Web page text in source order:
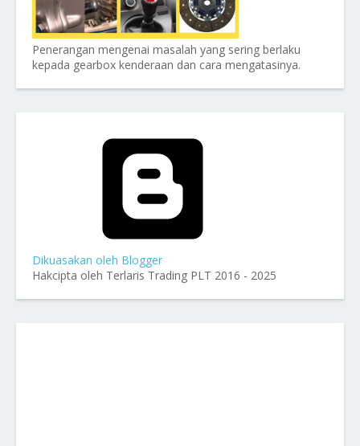
Penerangan mengenai masalah yang sering berlaku
kepada gearbox kenderaan dan cara mengatasinya.
Dikuasakan oleh Blogger
Hakcipta oleh Terlaris Trading PLT 2016 - 2025